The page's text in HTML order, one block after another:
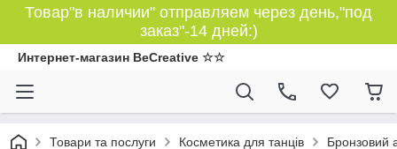
Товар"в наличии" отправляем через день,"под
заказ"-14 дней:)
Интернет-магазин BeCreative ☆☆
Товари та послуги Косметика для танців Бронзовий